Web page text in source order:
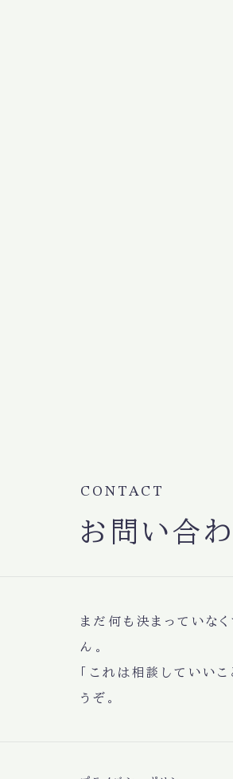
CONTACT
お問い合
まだ何も決まっていな
ん。
「これは相談していいこ
うぞ。